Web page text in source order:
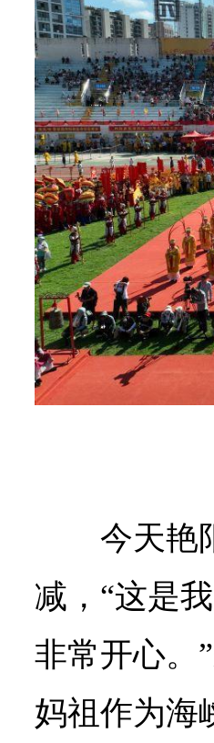
今天艳
减，“这是
非常开心。
妈祖作为海